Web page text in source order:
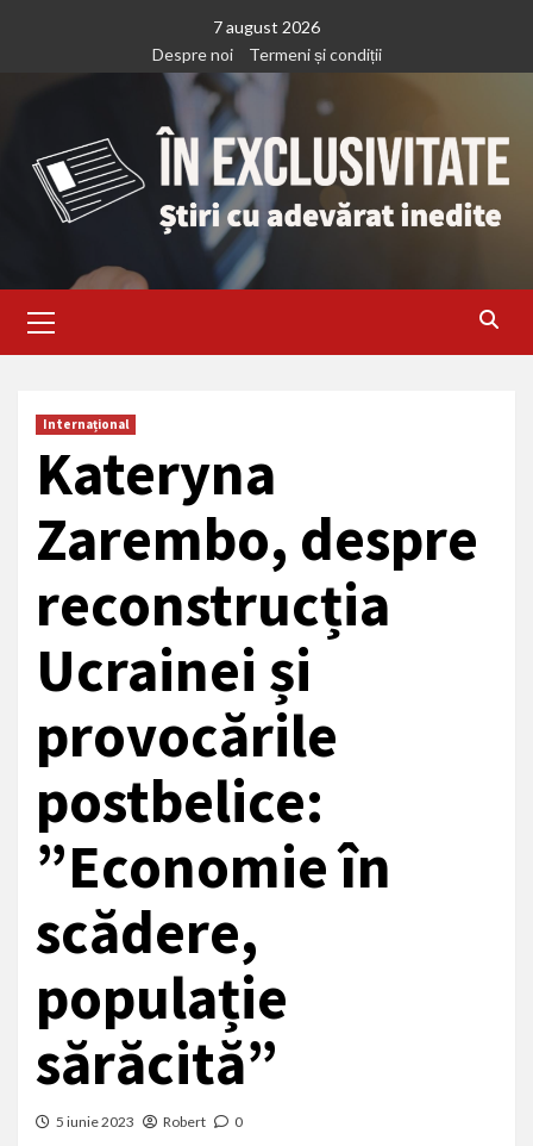
7 august 2026
Despre noi
Termeni și condiții
Menu
Internațional
Kateryna
Zarembo, despre
reconstrucția
Ucrainei și
provocările
postbelice:
”Economie în
scădere,
populație
sărăcită”
5 iunie 2023 Robert 0